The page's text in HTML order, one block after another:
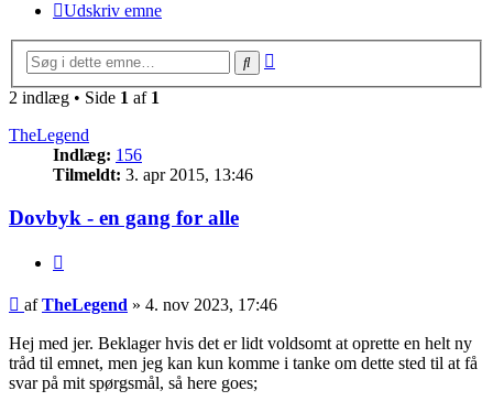
Udskriv emne
Søg
2 indlæg • Side 1 af 1
TheLegend
Indlæg: 156
Tilmeldt: 3. apr 2015, 13:46
Dovbyk - en gang for alle
Indlæg
afTheLegend » 4. nov 2023, 17:46
Hej med jer. Beklager hvis det er lidt voldsomt at oprette en helt ny
tråd til emnet, men jeg kan kun komme i tanke om dette sted til at få
svar på mit spørgsmål, så here goes;